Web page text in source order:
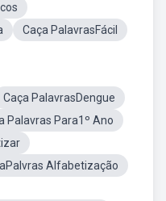
Caça PalavrasFácil
Caça PalavrasDengue
Palavras Para1º Ano
Alfabetização